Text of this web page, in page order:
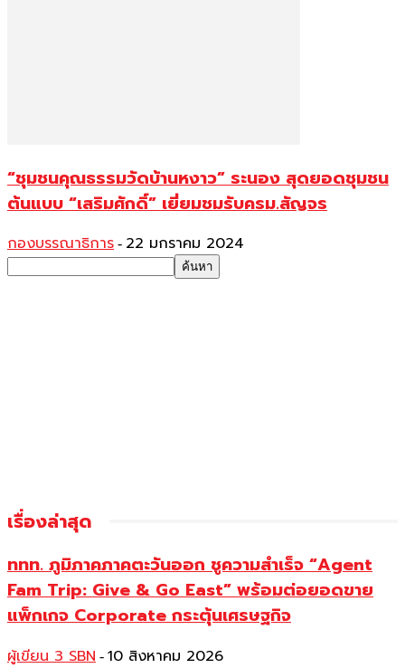
“ชุมชนคุณธรรมวัดบ้านหงาว” ระนอง สุดยอดชุมชน
ต้นแบบ “เสริมศักดิ์” เยี่ยมชมรับครม.สัญจร
กองบรรณาธิการ - 22 มกราคม 2024
เรื่องล่าสุด
ททท. ภูมิภาคภาคตะวันออก ชูความสำเร็จ “Agent
Fam Trip: Give & Go East” พร้อมต่อยอดขาย
แพ็กเกจ Corporate กระตุ้นเศรษฐกิจ
ผู้เขียน 3 SBN - 10 สิงหาคม 2026